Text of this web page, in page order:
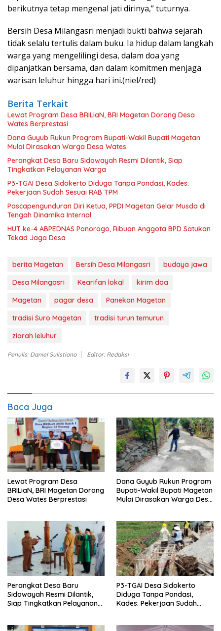
berikutnya tetap mengenal jati dirinya,” tuturnya.
Bersih Desa Milangasri menjadi bukti bahwa sejarah
tidak selalu tertulis dalam buku. Ia hidup dalam langkah
warga yang mengelilingi desa, dalam doa yang
dipanjatkan bersama, dan dalam komitmen menjaga
warisan leluhur hingga hari ini.(niel/red)
Berita Terkait
Lewat Program Desa BRILiaN, BRI Magetan Dorong Desa
Wates Berprestasi
Dana Guyub Rukun Program Bupati-Wakil Bupati Magetan
Mulai Dirasakan Warga Desa Wates
Perangkat Desa Baru Sidowayah Resmi Dilantik, Siap
Tingkatkan Pelayanan Warga
P3-TGAI Desa Sidokerto Diduga Tanpa Pondasi, Kades:
Pekerjaan Sudah Sesuai RAB TPM
Pascapengunduran Diri Ketua, PPDI Magetan Gelar Musda di
Tengah Dinamika Internal
HUT ke-4 ABPEDNAS Ponorogo, Ribuan Anggota BPD Satukan
Tekad Jaga Desa
berita Magetan Bersih Desa Milangasri
budaya jawa
Desa Milangasri
Kearifan lokal
kirim doa
Magetan
pagar desa
Panekan Magetan
tradisi Suro Magetan
tradisi turun temurun
ziarah leluhur
Penulis: Daniel Sulistiono Editor: Redaksi
Baca Juga
Lewat Program Desa
BRILiaN, BRI Magetan Dorong
Desa Wates Berprestasi
Dana Guyub Rukun Program
Bupati-Wakil Bupati Magetan
Mulai Dirasakan Warga Desa
Perangkat Desa Baru
Sidowayah Resmi Dilantik,
Siap Tingkatkan Pelayanan
P3-TGAI Desa Sidokerto
Diduga Tanpa Pondasi,
Kades: Pekerjaan Sudah